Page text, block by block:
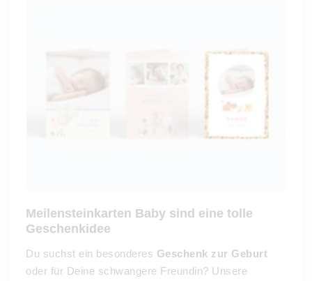
Meilensteinkarten Baby sind eine tolle
Geschenkidee
Du suchst ein besonderes Geschenk zur Geburt
oder für Deine schwangere Freundin? Unsere